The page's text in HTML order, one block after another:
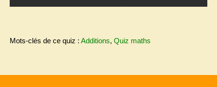
Mots-clés de ce quiz : Additions, Quiz maths